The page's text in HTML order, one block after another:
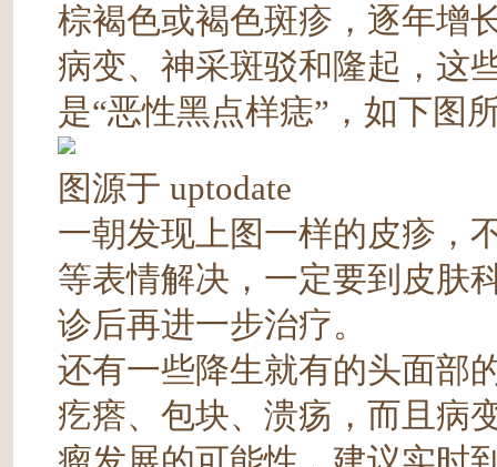
棕褐色或褐色斑疹，逐年增
病变、神采斑驳和隆起，这
是“恶性黑点样痣”，如下图
图源于 uptodate
一朝发现上图一样的皮疹，
等表情解决，一定要到皮肤
诊后再进一步治疗。
还有一些降生就有的头面部
疙瘩、包块、溃疡，而且病